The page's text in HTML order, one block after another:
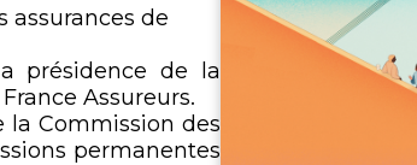
assurances de
présidence de la
Assureurs.
la Commission des
permanentes